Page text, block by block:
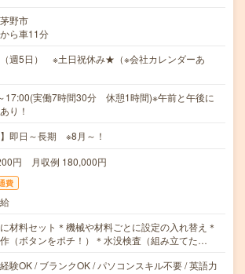
野市
ら車11分
（週5日） ※土日祝休み★（※会社カレンダーあ
17:00(実働7時間30分 休憩1時間)※午前と午後に
り！
】即日～長期 ※8月～！
円 月収例 180,000円
費
材料セット＊機械や材料ごとに設定の入れ替え＊
（ボタンをポチ！）＊水没検査（組み立てた…
験OK / ブランクOK / パソコンスキル不要 / 英語力